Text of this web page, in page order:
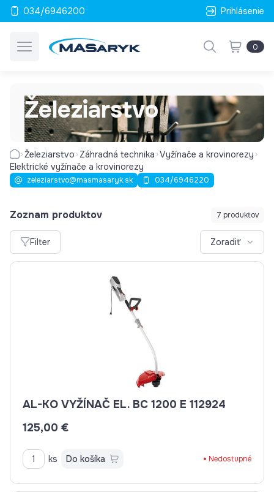
034/6946200 Prihlásenie
0
Železiarstvo
Železiarstvo Záhradná technika Vyžínače a krovinorezy
Elektrické vyžínače a krovinorezy
zeleziarstvo@masmasaryk.sk 034/6946220
Zoznam produktov 7 produktov
Filter Zoradiť
AL-KO VYŽÍNAČ EL. BC 1200 E 112924
125,00 €
ks Do košíka Nedostupné